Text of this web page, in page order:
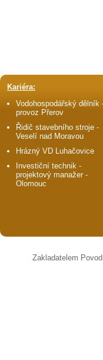
Kariéra:
Vodohospodářský dělník
provoz Přerov
Řidič stavebního stroje -
Veselí nad Moravou
Hrázný VD Luhačovice
Investiční technik -
projektový manažer -
Olomouc
Zakladatelem